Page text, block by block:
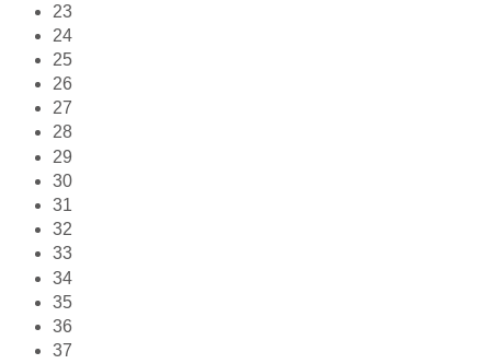
23
24
25
26
27
28
29
30
31
32
33
34
35
36
37